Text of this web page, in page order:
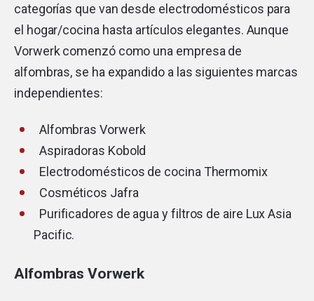
categorías que van desde electrodomésticos para
el hogar/cocina hasta artículos elegantes. Aunque
Vorwerk comenzó como una empresa de
alfombras, se ha expandido a las siguientes marcas
independientes:
Alfombras Vorwerk
Aspiradoras Kobold
Electrodomésticos de cocina Thermomix
Cosméticos Jafra
Purificadores de agua y filtros de aire Lux Asia
Pacific.
Alfombras Vorwerk